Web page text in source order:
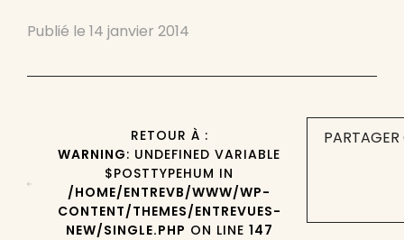
Publié le 14 janvier 2014
RETOUR À :
WARNING: UNDEFINED VARIABLE
$POSTTYPEHUM IN
/HOME/ENTREVB/WWW/WP-
CONTENT/THEMES/ENTREVUES-
NEW/SINGLE.PHP ON LINE 147